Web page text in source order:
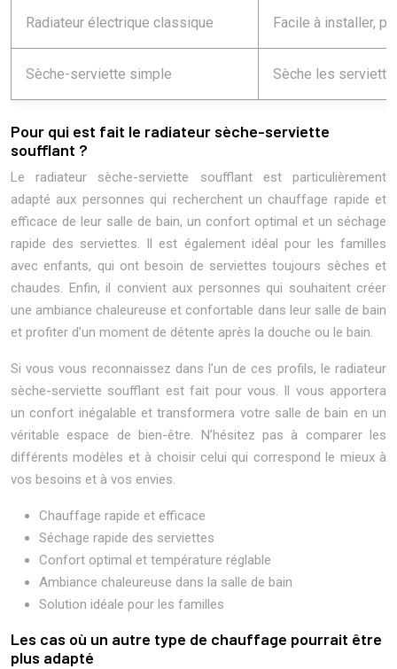
Radiateur électrique classique Facile à installer,
Sèche-serviette simple Sèche les
Pour qui est fait le radiateur sèche-serviette
soufflant ?
Le radiateur sèche-serviette soufflant est particulièrement
adapté aux personnes qui recherchent un chauffage rapide et
efficace de leur salle de bain, un confort optimal et un séchage
rapide des serviettes. Il est également idéal pour les familles
avec enfants, qui ont besoin de serviettes toujours sèches et
chaudes. Enfin, il convient aux personnes qui souhaitent créer
une ambiance chaleureuse et confortable dans leur salle de bain
et profiter d’un moment de détente après la douche ou le bain.
Si vous vous reconnaissez dans l’un de ces profils, le radiateur
sèche-serviette soufflant est fait pour vous. Il vous apportera
un confort inégalable et transformera votre salle de bain en un
véritable espace de bien-être. N’hésitez pas à comparer les
différents modèles et à choisir celui qui correspond le mieux à
vos besoins et à vos envies.
Chauffage rapide et efficace
Séchage rapide des serviettes
Confort optimal et température réglable
Ambiance chaleureuse dans la salle de bain
Solution idéale pour les familles
Les cas où un autre type de chauffage pourrait être
plus adapté